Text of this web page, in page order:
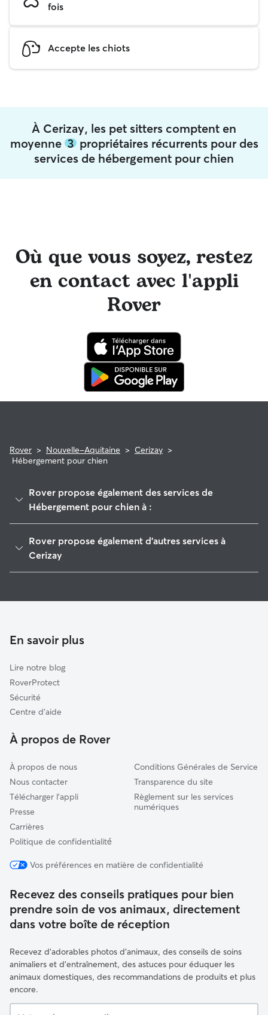
fois
Accepte les chiots
À Cerizay, les pet sitters comptent en
moyenne 3propriétaires récurrents pour des
services de hébergement pour chien
Où que vous soyez, restez
en contact avec l'appli
Rover
Rover > Nouvelle-Aquitaine > Cerizay >
Hébergement pour chien
Rover propose également des services de
Hébergement pour chien à :
Saint-Pierre-du-Chemin
L'Absie
Noirterre
Parthenay
Secondigny
Pouzauges
Rover propose également d'autres services à
Cerizay
Promeneur de Chien à Cerizay
En savoir plus
Lire notre blog
RoverProtect
Sécurité
Centre d'aide
À propos de Rover
À propos de nous
Nous contacter
Télécharger l'appli
Presse
Carrières
Politique de confidentialité́
Conditions Générales de Service
Transparence du site
Règlement sur les services
numériques
Vos préférences en matière de confidentialité
Recevez des conseils pratiques pour bien
prendre soin de vos animaux, directement
dans votre boîte de réception
Recevez d'adorables photos d'animaux, des conseils de soins
animaliers et d'entraînement, des astuces pour éduquer les
animaux domestiques, des recommandations de produits et plus
encore.